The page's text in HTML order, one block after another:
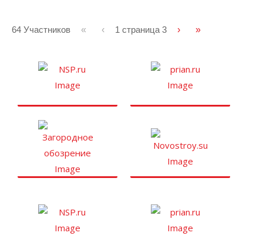
64 Участников « ‹ 1 страница 3 › »